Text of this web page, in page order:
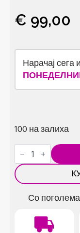
€ 99,00
Нарачај сега
100 на залиха
Сунѓер
за
туширање
со
рачка
количина
Со